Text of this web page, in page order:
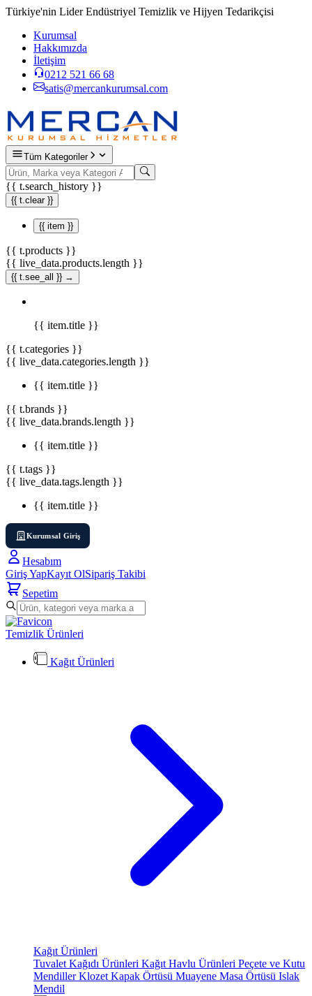
Türkiye'nin Lider Endüstriyel Temizlik ve Hijyen Tedarikçisi
Kurumsal
Hakkımızda
İletişim
0212 521 66 68
satis@mercankurumsal.com
Tüm Kategoriler
{{ t.search_history }}
{{ t.clear }}
{{ item }}
{{ t.products }}
{{ live_data.products.length }}
{{ t.see_all }} →
{{ item.title }}
{{ t.categories }}
{{ live_data.categories.length }}
{{ item.title }}
{{ t.brands }}
{{ live_data.brands.length }}
{{ item.title }}
{{ t.tags }}
{{ live_data.tags.length }}
{{ item.title }}
Kurumsal Giriş
Hesabım
Giriş YapKayıt OlSipariş Takibi
Sepetim
Temizlik Ürünleri
Kağıt Ürünleri
Kağıt Ürünleri
Tuvalet Kağıdı Ürünleri Kağıt Havlu Ürünleri Peçete ve Kutu
MendillerKlozet Kapak Örtüsü Muayene Masa Örtüsü Islak
Mendil